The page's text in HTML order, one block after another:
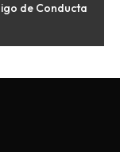
de Conducta